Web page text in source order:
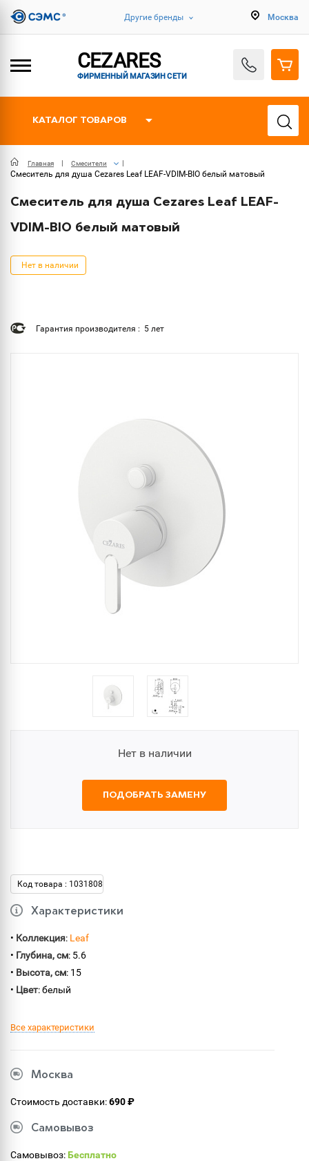
Другие бренды Москва
CEZARES
ФИРМЕННЫЙ МАГАЗИН СЕТИ
КАТАЛОГ ТОВАРОВ
Главная Смесители
Смеситель для душа Cezares Leaf LEAF-VDIM-BIO белый матовый
Смеситель для душа Cezares Leaf LEAF-
VDIM-BIO белый матовый
Нет в наличии
Гарантия производителя : 5 лет
Нет в наличии
ПОДОБРАТЬ ЗАМЕНУ
Код товара : 1031808
Характеристики
• Коллекция: Leaf
• Глубина, см: 5.6
• Высота, см: 15
• Цвет: белый
Все характеристики
Москва
Стоимость доставки:690 ₽
Самовывоз
Самовывоз:Бесплатно